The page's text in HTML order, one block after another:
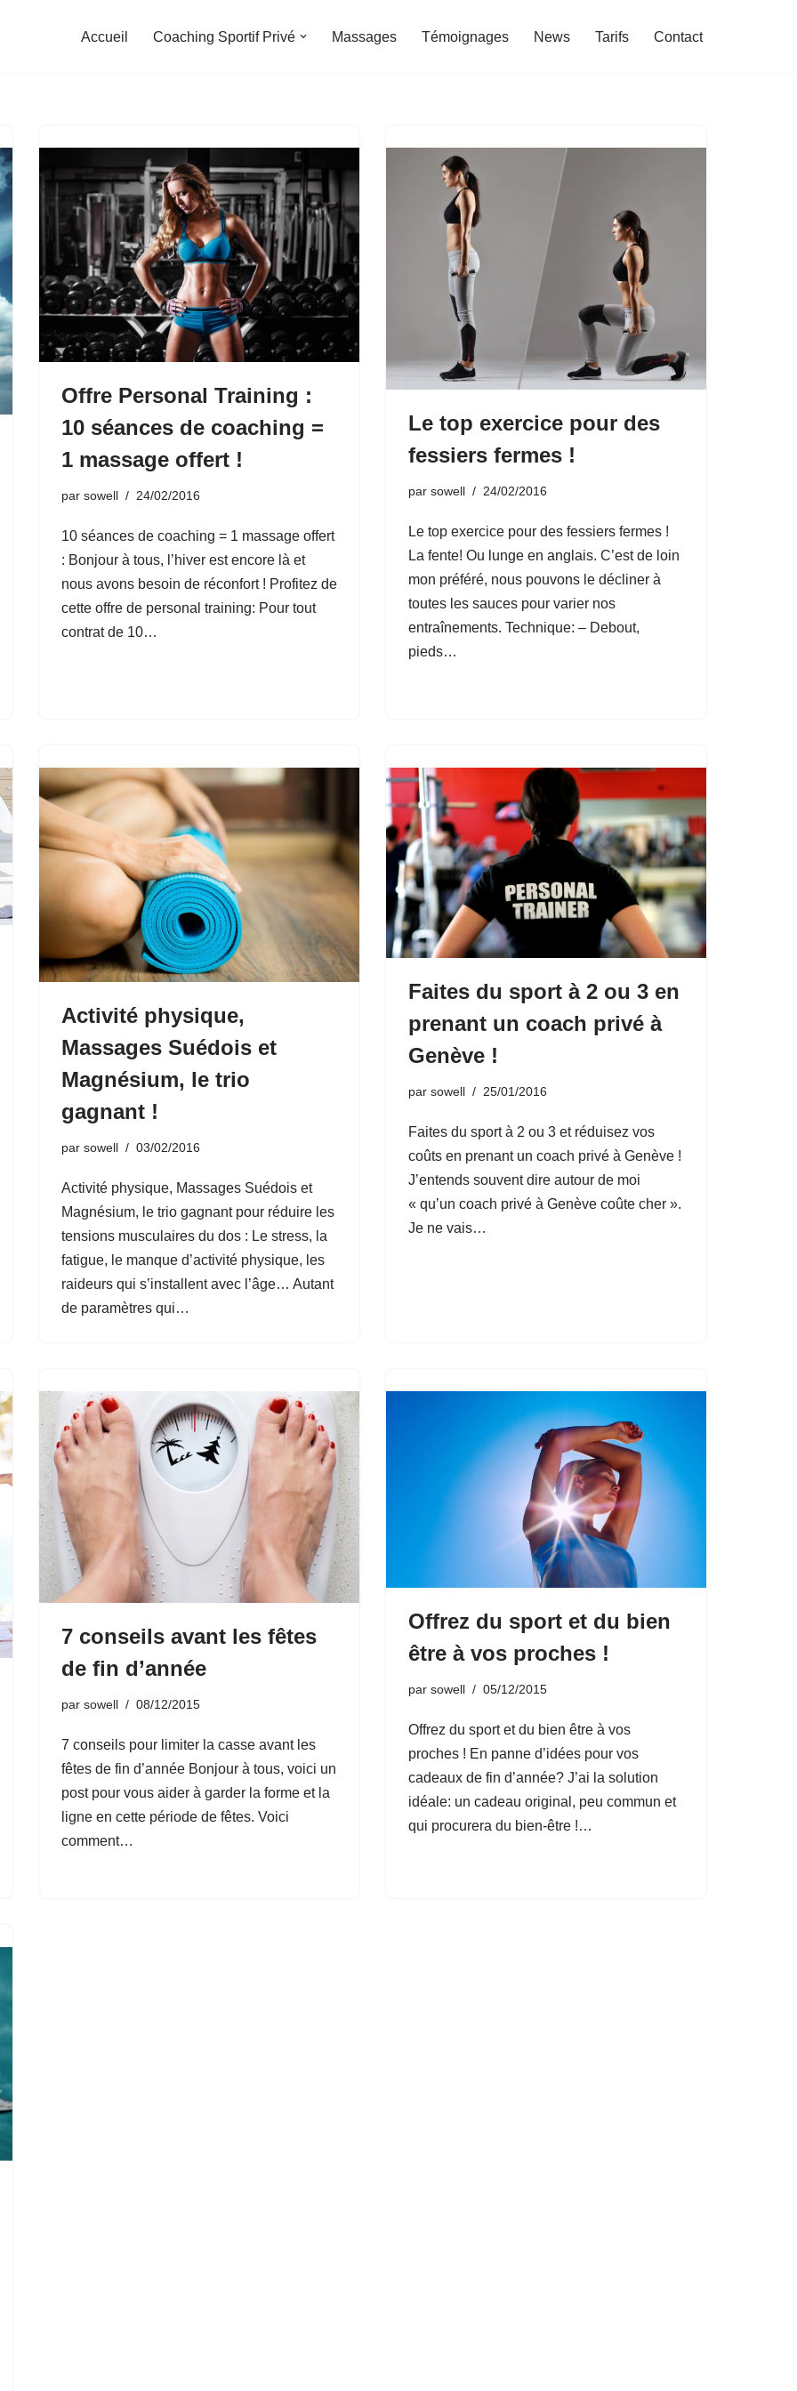
Accueil Coaching Sportif Privé Massages Témoignages News Tarifs Contact
Offre Personal Training :
10 séances de coaching =
1 massage offert !
par sowell 24/02/2016
10 séances de coaching = 1 massage offert
: Bonjour à tous, l’hiver est encore là et
nous avons besoin de réconfort ! Profitez de
cette offre de personal training: Pour tout
contrat de 10…
Le top exercice pour des
fessiers fermes !
par sowell 24/02/2016
Le top exercice pour des fessiers fermes !
La fente! Ou lunge en anglais. C’est de loin
mon préféré, nous pouvons le décliner à
toutes les sauces pour varier nos
entraînements. Technique: – Debout,
pieds…
Activité physique,
Massages Suédois et
Magnésium, le trio
gagnant !
par sowell 03/02/2016
Activité physique, Massages Suédois et
Magnésium, le trio gagnant pour réduire les
tensions musculaires du dos : Le stress, la
fatigue, le manque d’activité physique, les
raideurs qui s’installent avec l’âge… Autant
de paramètres qui…
Faites du sport à 2 ou 3 en
prenant un coach privé à
Genève !
par sowell 25/01/2016
Faites du sport à 2 ou 3 et réduisez vos
coûts en prenant un coach privé à Genève !
J’entends souvent dire autour de moi
« qu’un coach privé à Genève coûte cher ».
Je ne vais…
7 conseils avant les fêtes
de fin d’année
par sowell 08/12/2015
7 conseils pour limiter la casse avant les
fêtes de fin d’année Bonjour à tous, voici un
post pour vous aider à garder la forme et la
ligne en cette période de fêtes. Voici
comment…
Offrez du sport et du bien
être à vos proches !
par sowell 05/12/2015
Offrez du sport et du bien être à vos
proches ! En panne d’idées pour vos
cadeaux de fin d’année? J’ai la solution
idéale: un cadeau original, peu commun et
qui procurera du bien-être !…